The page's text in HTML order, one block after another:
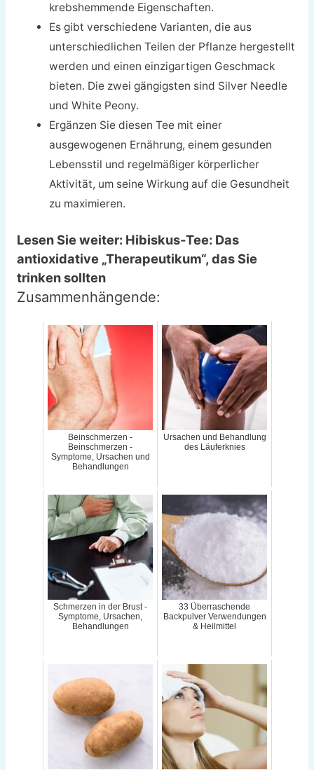
krebshemmende Eigenschaften.
Es gibt verschiedene Varianten, die aus
unterschiedlichen Teilen der Pflanze hergestellt
werden und einen einzigartigen Geschmack
bieten. Die zwei gängigsten sind Silver Needle
und White Peony.
Ergänzen Sie diesen Tee mit einer
ausgewogenen Ernährung, einem gesunden
Lebensstil und regelmäßiger körperlicher
Aktivität, um seine Wirkung auf die Gesundheit
zu maximieren.
Lesen Sie weiter: Hibiskus-Tee: Das
antioxidative „Therapeutikum“, das Sie
trinken sollten
Zusammenhängende:
Beinschmerzen -
Beinschmerzen -
Symptome, Ursachen und
Behandlungen
Ursachen und Behandlung
des Läuferknies
Schmerzen in der Brust -
Symptome, Ursachen,
Behandlungen
33 Überraschende
Backpulver Verwendungen
& Heilmittel